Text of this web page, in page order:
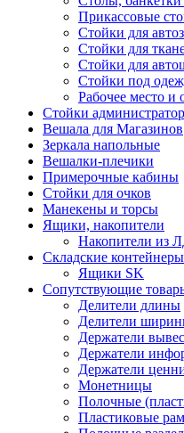
Прикассовые
Стойки для
Стойки для
Стойки для
Стойки под
Рабочее место и
Стойки
Вешала для Магазинов
Зеркала напольные
Вешалки-плечики
Примерочные кабины
Стойки для очков
Манекены и торсы
Ящики, накопители
Накопители из
Складские контейнеры
Ящики SK
Сопутствующие
Делители длины
Делители
Держатели
Держатели
Держатели
Монетницы
Полочные
Пластиковые